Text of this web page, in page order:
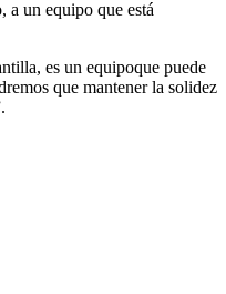
a un equipo que está
es un equipoque puede
que mantener la solidez